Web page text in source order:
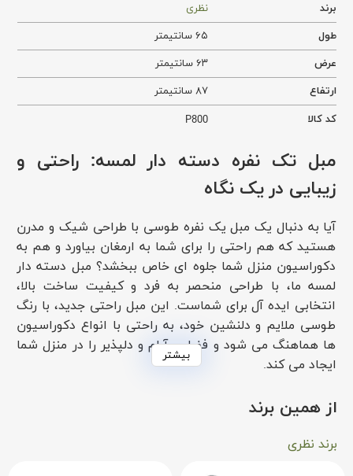
برند
نظری
طول
۶۵ سانتیمتر
عرض
۶۳ سانتیمتر
ارتفاع
۸۷ سانتیمتر
کد کالا
P800
مبل تک نفره دسته دار لمسه: راحتی و
زیبایی در یک نگاه
آیا به دنبال یک مبل یک نفره طوسی با طراحی شیک و مدرن
هستید که هم راحتی را برای شما به ارمغان بیاورد و هم به
دکوراسیون منزل شما جلوه ای خاص ببخشد؟ مبل دسته دار
لمسه ما، با طراحی منحصر به فرد و کیفیت ساخت بالا،
انتخابی ایده آل برای شماست. این مبل راحتی جدید، با رنگ
طوسی ملایم و دلنشین خود، به راحتی با انواع دکوراسیون
ها هماهنگ می شود و فضایی آرام و دلپذیر را در منزل شما
ایجاد می کند.
ویژگی ها و مزایای مبل تک نفره دسته دار
بیشتر
از همین برند
برند نظری